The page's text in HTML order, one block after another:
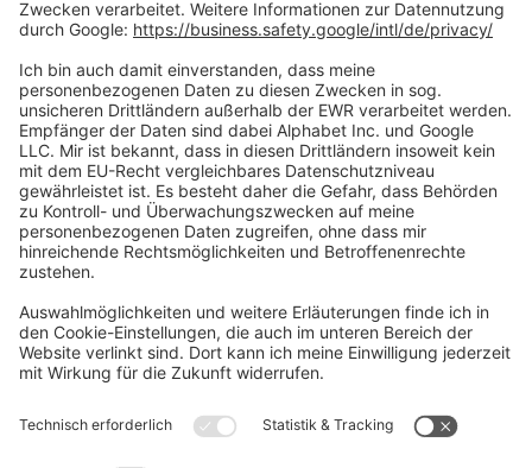
Social Media
Oft Gesucht
Rund um die Prüfung
Datenschutzerklärung